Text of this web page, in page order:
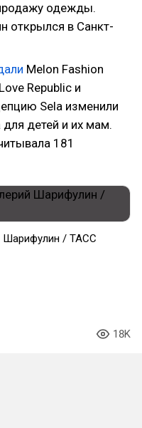
одежды.
открылся в Санкт-
Melon Fashion
Republic и
Sela изменили
детей и их мам.
181
Шарифулин / ТАСС
18K